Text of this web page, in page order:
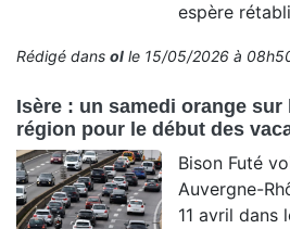
espère
Rédigé dans ol le 15/05/2026 à
Isère : un samedi orange sur
région pour le début des
Bison Futé
Auvergne-
11 avril dans